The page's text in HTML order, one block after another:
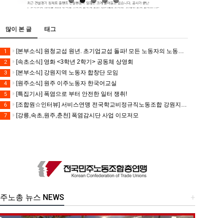
많이 본 글 태그
1 [본부소식] 원청교섭 원년. 초기업교섭 돌파! 모든 노동자의 노동기본권 쟁취! 민주노총 7.15 총파업대회
2 [속초소식] 영화 <3학년 2학기> 공동체 상영회
3 [본부소식] 강원지역 노동자 합창단 모임
4 [원주소식] 원주 이주노동자 한국어교실
5 [특집기사] 폭염으로 부터 안전한 일터 쟁취!
6 [조합원☆인터뷰] 서비스연맹 전국학교비정규직노동조합 강원지부 김유미 춘천지회장
7 [강릉,속초,원주,춘천] 폭염감시단 사업 이모저모
+
노총 뉴스 NEWS